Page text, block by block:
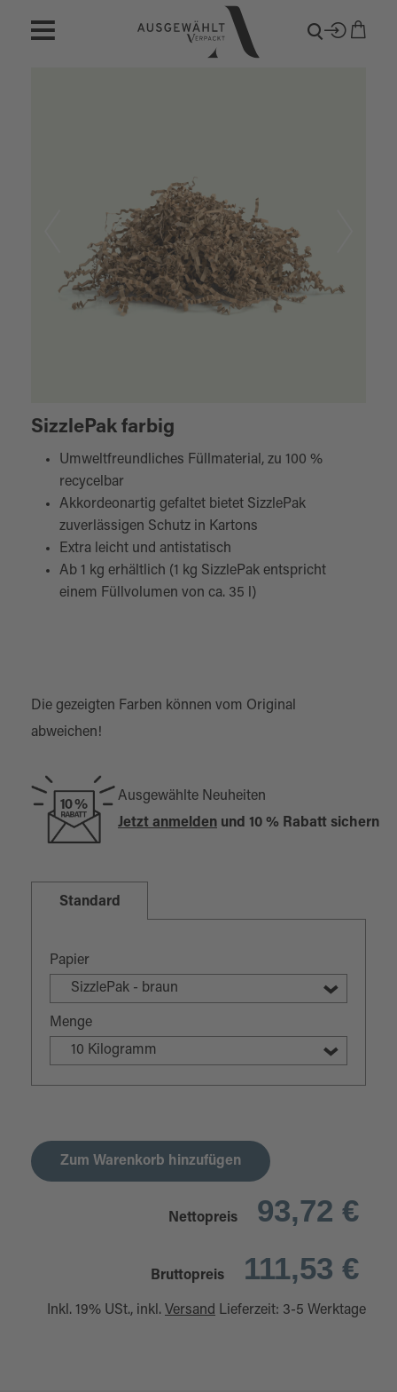
SizzlePak farbig
Umweltfreundliches Füllmaterial, zu 100 %
recycelbar
Akkordeonartig gefaltet bietet SizzlePak
zuverlässigen Schutz in Kartons
Extra leicht und antistatisch
Ab 1 kg erhältlich (1 kg SizzlePak entspricht
einem Füllvolumen von ca. 35 l)
Die gezeigten Farben können vom Original
abweichen!
Ausgewählte Neuheiten
Jetzt anmelden und 10 % Rabatt sichern
Standard
Papier
SizzlePak - braun
Menge
10 Kilogramm
Zum Warenkorb hinzufügen
Nettopreis 93,72 €
Bruttopreis 111,53 €
Inkl. 19% USt., inkl. Versand Lieferzeit: 3-5 Werktage